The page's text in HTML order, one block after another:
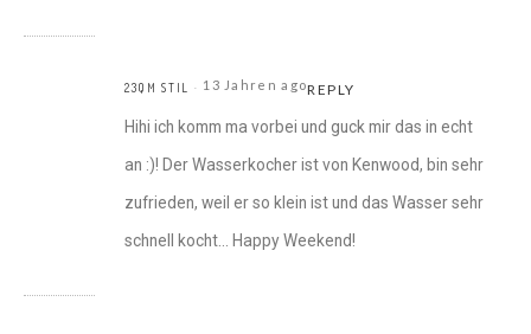
23QM STIL 13 Jahren agoREPLY
Hihi ich komm ma vorbei und guck mir das in echt
an :)! Der Wasserkocher ist von Kenwood, bin sehr
zufrieden, weil er so klein ist und das Wasser sehr
schnell kocht… Happy Weekend!